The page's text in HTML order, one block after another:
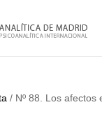
/ Nº 88. Los afectos